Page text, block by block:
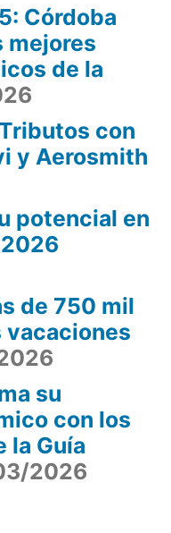
ciclo
espectáculos
virtuales
Córdoba
mejores
de la
con
y Aerosmith
potencial en
de 750 mil
su
con los
la Guía
2026